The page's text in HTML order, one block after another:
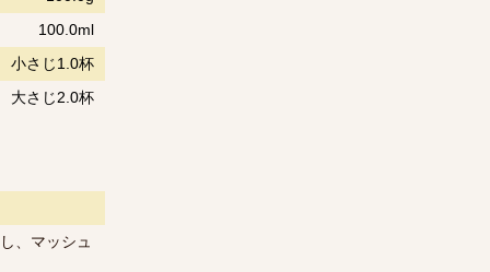
100.0ml
小さじ1.0杯
大さじ2.0杯
、マッシュ